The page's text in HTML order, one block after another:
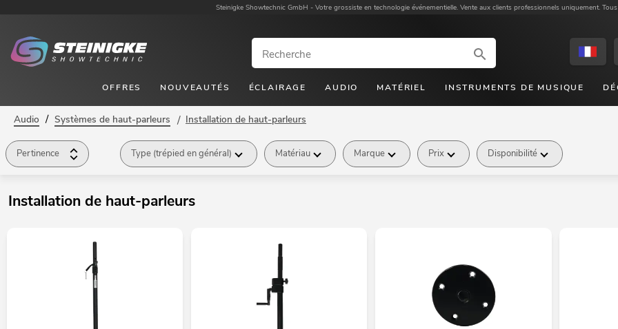
Steinigke Showtechnic GmbH - Votre grossiste en technologie événementielle. Vente aux clients professionnels uniquement.
OFFRES NOUVEAUTÉS ÉCLAIRAGE AUDIO MATÉRIEL INSTRUMENTS DE MUSIQUE
Audio / Systèmes de haut-parleurs / Installation de haut-parleurs
Pertinence Type (trépied en général) Matériau Marque Prix Disponibilité
Installation de haut-parleurs